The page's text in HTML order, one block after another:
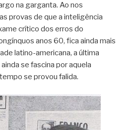
na garganta. Ao nos
provas de que a inteligência
crítico dos erros do
anos 60, fica ainda mais
latino-americana, a última
se fascina por aquela
se provou falida.